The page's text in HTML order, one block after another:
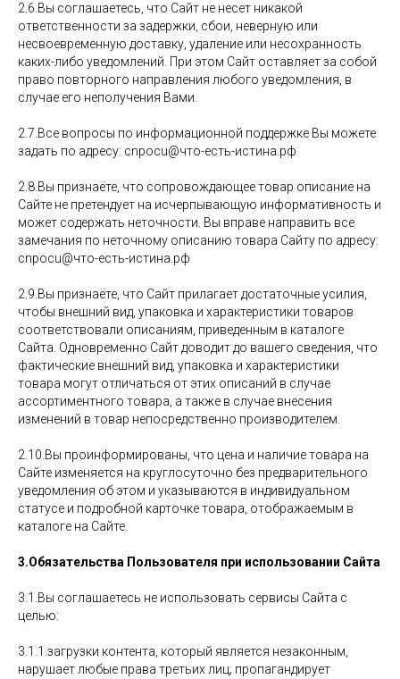
2.6.Вы соглашаетесь, что Сайт не несет никакой
ответственности за задержки, сбои, неверную или
несвоевременную доставку, удаление или несохранность
каких-либо уведомлений. При этом Сайт оставляет за собой
право повторного направления любого уведомления, в
случае его неполучения Вами.
2.7.Все вопросы по информационной поддержке Вы можете
задать по адресу: cnpocu@что-есть-истина.рф
2.8.Вы признаёте, что сопровождающее товар описание на
Сайте не претендует на исчерпывающую информативность и
может содержать неточности. Вы вправе направить все
замечания по неточному описанию товара Сайту по адресу:
cnpocu@что-есть-истина.рф
2.9.Вы признаёте, что Сайт прилагает достаточные усилия,
чтобы внешний вид, упаковка и характеристики товаров
соответствовали описаниям, приведенным в каталоге
Сайта. Одновременно Сайт доводит до вашего сведения, что
фактические внешний вид, упаковка и характеристики
товара могут отличаться от этих описаний в случае
ассортиментного товара, а также в случае внесения
изменений в товар непосредственно производителем.
2.10.Вы проинформированы, что цена и наличие товара на
Сайте изменяется на круглосуточно без предварительного
уведомления об этом и указываются в индивидуальном
статусе и подробной карточке товара, отображаемым в
каталоге на Сайте.
3.Обязательства Пользователя при использовании Сайта
3.1.Вы соглашаетесь не использовать сервисы Сайта с
целью:
3.1.1.загрузки контента, который является незаконным,
нарушает любые права третьих лиц; пропагандирует